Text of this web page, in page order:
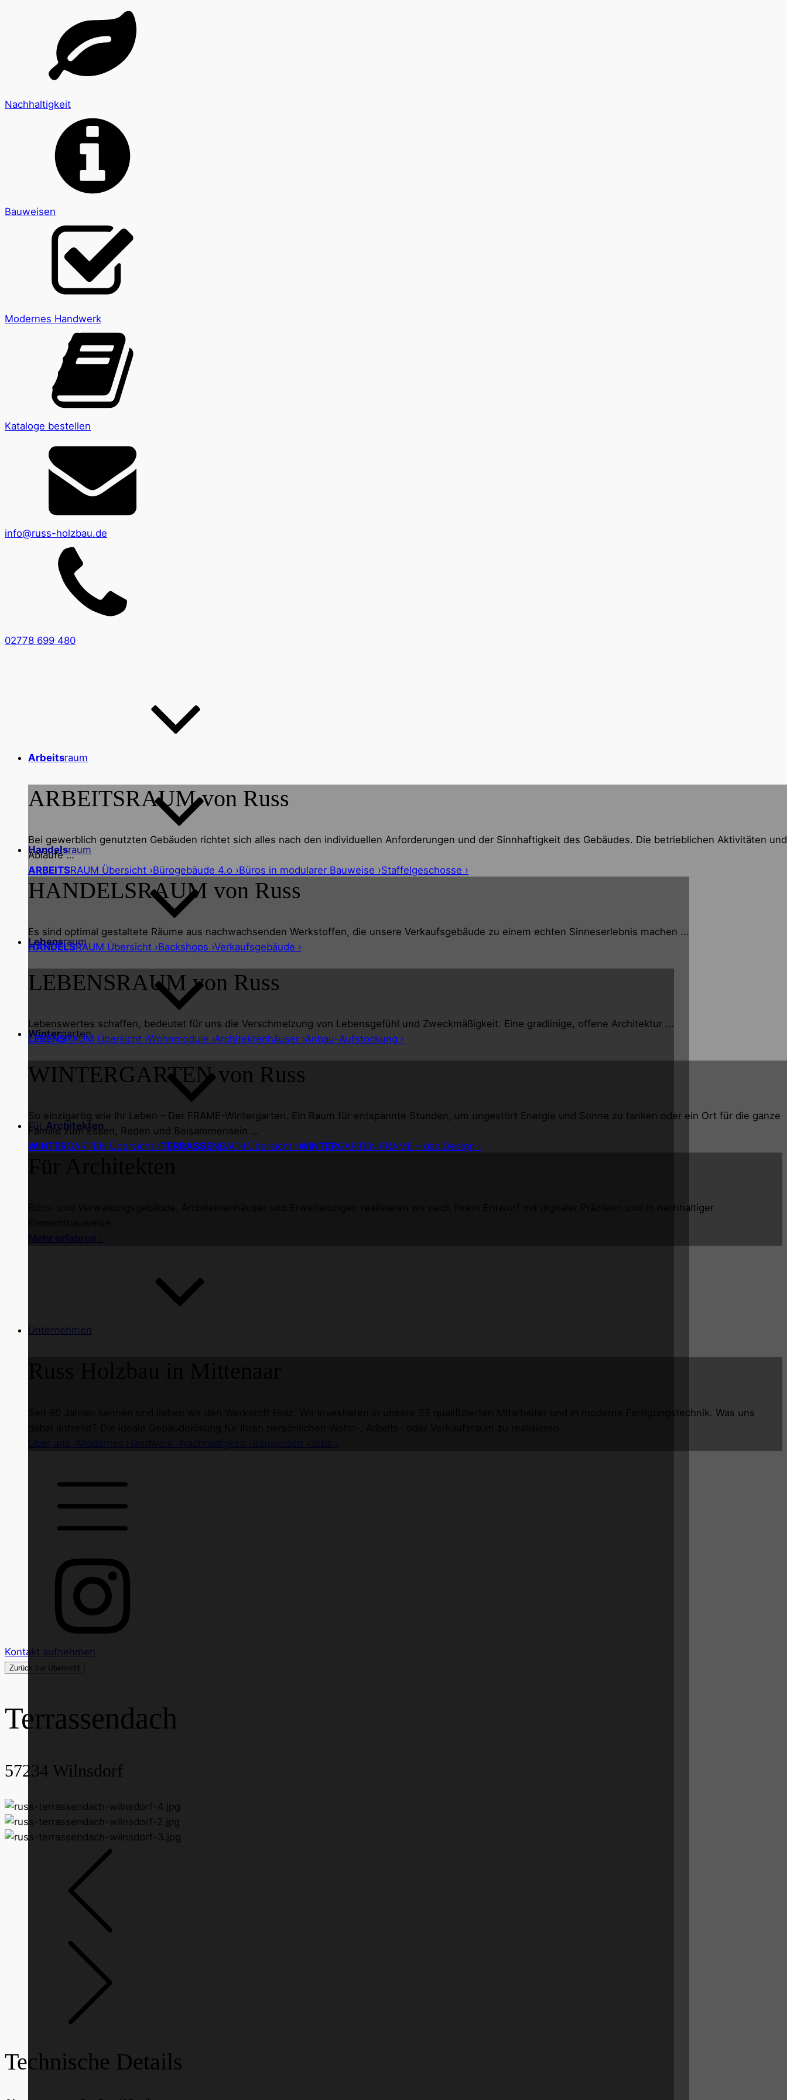
Nachhaltigkeit
Bauweisen
Modernes Handwerk
Kataloge bestellen
info@russ-holzbau.de
02778 699 480
Arbeitsraum
ARBEITSRAUM von Russ
Bei gewerblich genutzten Gebäuden richtet sich alles nach den individuellen Anforderungen und der Sinnhaftigkeit des Gebäudes. Die betrieblichen Aktivitäten und
Abläufe …
ARBEITSRAUM Übersicht ›Bürogebäude 4.o ›Büros in modularer Bauweise ›Staffelgeschosse ›
Handelsraum
HANDELSRAUM von Russ
Es sind optimal gestaltete Räume aus nachwachsenden Werkstoffen, die unsere Verkaufsgebäude zu einem echten Sinneserlebnis machen ...
HANDELSRAUM Übersicht ›Backshops ›Verkaufsgebäude ›
Lebensraum
LEBENSRAUM von Russ
Lebenswertes schaffen, bedeutet für uns die Verschmelzung von Lebensgefühl und Zweckmäßigkeit. Eine gradlinige, offene Architektur ...
LEBENSRAUM Übersicht ›Wohnmodule ›Architektenhäuser ›Anbau-Aufstockung ›
Wintergarten
WINTERGARTEN von Russ
So einzigartig wie Ihr Leben – Der FRAME-Wintergarten. Ein Raum für entspannte Stunden, um ungestört Energie und Sonne zu tanken oder ein Ort für die ganze
Familie zum Essen, Reden und Beisammensein …
WINTERGARTEN Übersicht ›TERRASSENDACH Übersicht ›WINTERGARTEN FRAME – das Design ›
Für Architekten
Büro- und Verwaltungsgebäude, Architektenhäuser und Erweiterungen realisieren wir nach Ihrem Entwurf mit digitaler Präzision und in nachhaltiger
Unternehmen
Seit 60 Jahren kennen und lieben wir den Werkstoff Holz. Wir investieren in unsere 35 qualifizierten Mitarbeiter und in moderne Fertigungstechnik. Was uns
Kontakt aufnehmen
Zurück zur Übersicht
Terrassendach
57234 Wilnsdorf
Technische Details